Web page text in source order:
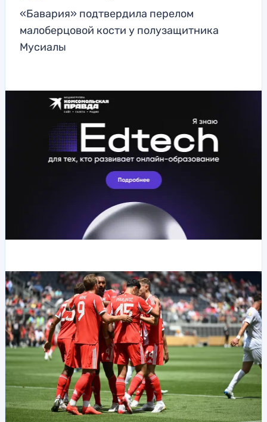
«Бавария» подтвердила перелом
малоберцовой кости у полузащитника
Мусиалы